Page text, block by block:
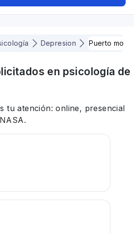
Depresion Puerto montt
en psicología de
tu atención: online, presencial